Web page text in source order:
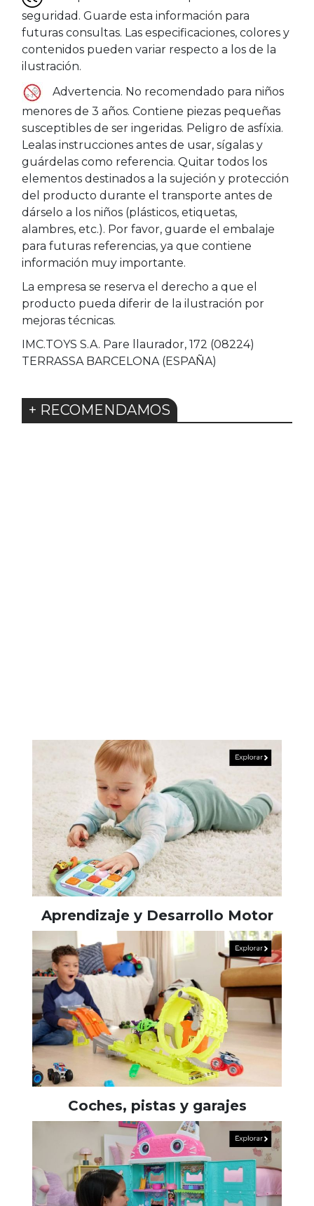
seguridad. Guarde esta información para
futuras consultas. Las especificaciones, colores y
contenidos pueden variar respecto a los de la
ilustración.
Advertencia. No recomendado para niños
menores de 3 años. Contiene piezas pequeñas
susceptibles de ser ingeridas. Peligro de asfíxia.
Lealas instrucciones antes de usar, sígalas y
guárdelas como referencia. Quitar todos los
elementos destinados a la sujeción y protección
del producto durante el transporte antes de
dárselo a los niños (plásticos, etiquetas,
alambres, etc.). Por favor, guarde el embalaje
para futuras referencias, ya que contiene
información muy importante.
La empresa se reserva el derecho a que el
producto pueda diferir de la ilustración por
mejoras técnicas.
IMC.TOYS S.A. Pare llaurador, 172 (08224)
TERRASSA BARCELONA (ESPAÑA)
+ RECOMENDAMOS
Aprendizaje y Desarrollo Motor
Coches, pistas y garajes